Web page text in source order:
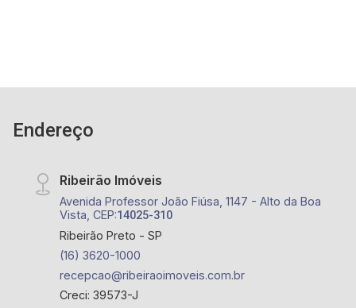
Artesanal e Droga Raia. Amigo corretor, caso
telefone.
Endereço
Ribeirão Imóveis
Avenida Professor João Fiúsa, 1147 - Alto da Boa
Vista, CEP:14025-310
Ribeirão Preto - SP
(16) 3620-1000
recepcao@ribeiraoimoveis.com.br
Creci: 39573-J